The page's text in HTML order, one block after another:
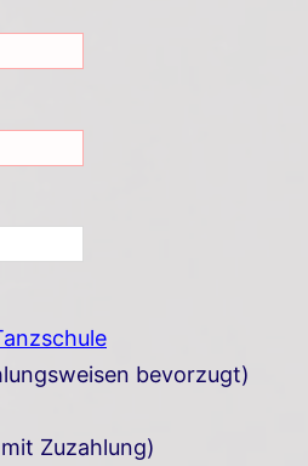
bevorzugt)
Zuzahlung)